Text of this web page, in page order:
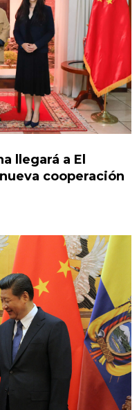
llegará a El
cooperación